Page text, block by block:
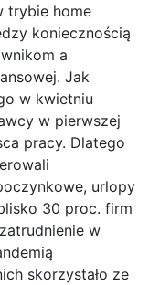
trybie home
koniecznością
a
Jak
w kwietniu
w pierwszej
pracy. Dlatego
urlopy
30 proc. firm
w
skorzystało ze